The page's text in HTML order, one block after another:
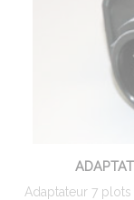
Adaptateur 7